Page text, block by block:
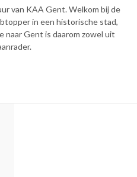
van KAA Gent. Welkom bij de
in een historische stad,
naar Gent is daarom zowel uit